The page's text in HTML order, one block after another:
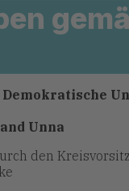
Unna
den